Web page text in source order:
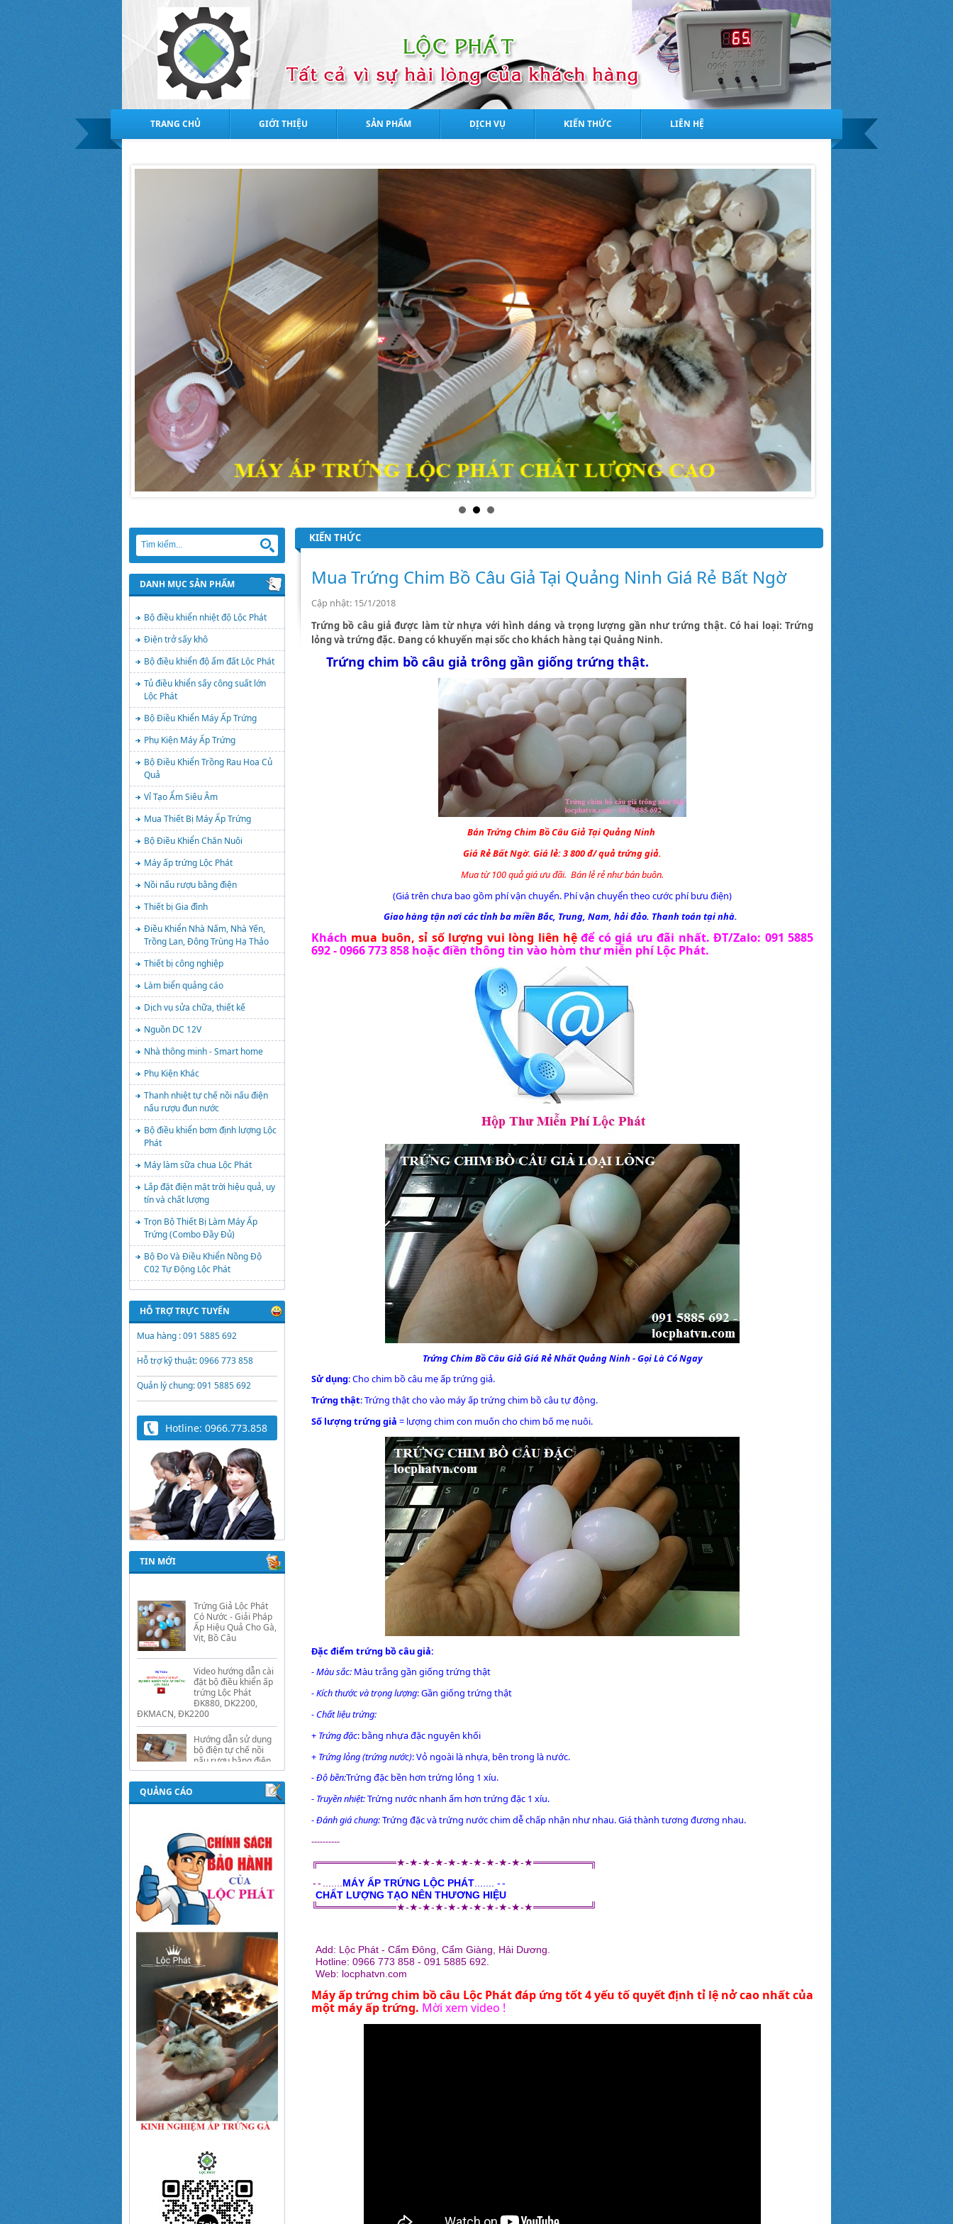
TRANG CHỦ GIỚI THIỆU SẢN PHẨM DỊCH VỤ KIẾN THỨC LIÊN HỆ
KIẾN THỨC
Mua Trứng Chim Bồ Câu Giả Tại Quảng Ninh Giá Rẻ Bất Ngờ
Cập nhật: 15/1/2018
Trứng bồ câu giả được làm từ nhựa với hình dáng và trọng lượng gần như trứng thật. Có hai loại: Trứng
lỏng và trứng đặc. Đang có khuyến mại sốc cho khách hàng tại Quảng Ninh.
Trứng chim bồ câu giả trông gần giống trứng thật.
Bán Trứng Chim Bồ Câu Giả Tại Quảng Ninh
Giá Rẻ Bất Ngờ. Giá lẻ: 3 800 đ/ quả trứng giả.
Mua từ 100 quả giá ưu đãi. Bán lẻ rẻ như bán buôn.
(Giá trên chưa bao gồm phí vận chuyển. Phí vận chuyển theo cước phí bưu điện)
Giao hàng tận nơi các tỉnh ba miền Bắc, Trung, Nam, hải đảo. Thanh toán tại nhà.
Khách mua buôn, sỉ số lượng vui lòng liên hệ để có giá ưu đãi nhất. ĐT/Zalo: 091 5885
692 - 0966 773 858 hoặc điền thông tin vào hòm thư miễn phí Lộc Phát.
Trứng Chim Bồ Câu GiảGiá Rẻ Nhất Quảng Ninh - Gọi Là Có Ngay
Sử dụng: Cho chim bồ câu mẹ ấp trứng giả.
Trứng thật: Trứng thật cho vào máy ấp trứng chim bồ câu tự động.
Số lượngtrứng giả = lượng chim con muốn cho chim bố mẹ nuôi.
Đặc điểm trứng bồ câu giả:
-Màu sắc: Màu trắng gần giống trứng thật
-Kích thước và trọng lượng: Gần giống trứng thật
- Chất liệu trứng:
+ Trứng đặc: bằng nhựa đặc nguyên khối
+ Trứng lỏng (trứng nước): Vỏ ngoài là nhựa, bên trong là nước.
-Độ bền:Trứng đặc bền hơn trứng lỏng 1 xíu.
- Truyền nhiệt:Trứng nước nhanh ấm hơn trứng đặc 1 xíu.
-Đánh giá chung:Trứng đặcvàtrứng nướcchim dễ chấp nhận như nhau. Giá thành tương đương nhau.
----------
╔═══════════★-★-★-★-★-★-★-★-★-★-★════════╗
-- .......MÁY ẤP TRỨNG LỘC PHÁT....... --
CHẤT LƯỢNG TẠO NÊN THƯƠNG HIỆU
╚═══════════★-★-★-★-★-★-★-★-★-★-★════════╝
Add: Lộc Phát - Cẩm Đông, Cẩm Giàng, Hải Dương.
Hotline: 0966 773 858 - 091 5885 692.
Web: locphatvn.com
Máy ấp trứng chim bồ câu Lộc Phát đáp ứng tốt 4 yếu tố quyết định tỉ lệ nở cao nhất của
một máy ấp trứng. Mời xem video !
DANH MỤC SẢN PHẨM
Bộ điều khiển nhiệt độ Lộc Phát
Điện trở sấy khô
Bộ điều khiển độ ẩm đất Lộc Phát
Tủ điều khiển sấy công suất lớn
Lộc Phát
Bộ Điều Khiển Máy Ấp Trứng
Phụ Kiện Máy Ấp Trứng
Bộ Điều Khiển Trồng Rau Hoa Củ
Quả
Vỉ Tạo Ẩm Siêu Âm
Mua Thiết Bị Máy Ấp Trứng
Bộ Điều Khiển Chăn Nuôi
Máy ấp trứng Lộc Phát
Nồi nấu rượu bằng điện
Thiết bị Gia đình
Điều Khiển Nhà Nấm, Nhà Yến,
Trồng Lan, Đông Trùng Hạ Thảo
Thiết bị công nghiệp
Làm biển quảng cáo
Dịch vụ sửa chữa, thiết kế
Nguồn DC 12V
Nhà thông minh - Smart home
Phụ Kiện Khác
Thanh nhiệt tự chế nồi nấu điện
nấu rượu đun nước
Bộ điều khiển bơm định lượng Lộc
Phát
Máy làm sữa chua Lộc Phát
Lắp đặt điện mặt trời hiệu quả, uy
tín và chất lượng
Trọn Bộ Thiết Bị Làm Máy Ấp
Trứng (Combo Đầy Đủ)
Bộ Đo Và Điều Khiển Nồng Độ
C02 Tự Động Lộc Phát
HỖ TRỢ TRỰC TUYẾN
Mua hàng : 091 5885 692
Hỗ trợ kỹ thuật: 0966 773 858
Quản lý chung: 091 5885 692
Hotline: 0966.773.858
TIN MỚI
Vịt, Bồ Câu
Video hướng dẫn cài
đặt bộ điều khiển ấp
ĐK880, DK2200,
ĐKMACN, ĐK2200
Hướng dẫn sử dụng
bộ điện tự chế nồi
tự động Lộc Phát
Hướng dẫn sử dụng
bộ điều khiển ủ sữa
chua công nghiệp
gold, nhiệt độ và ánh
sáng tự động Lộc
Phát
QUẢNG CÁO